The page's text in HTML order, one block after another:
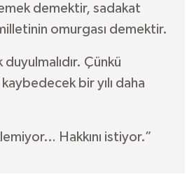
demektir, sadakat
omurgası demektir.
duyulmalıdır. Çünkü
bir yılı daha
Hakkını istiyor.”